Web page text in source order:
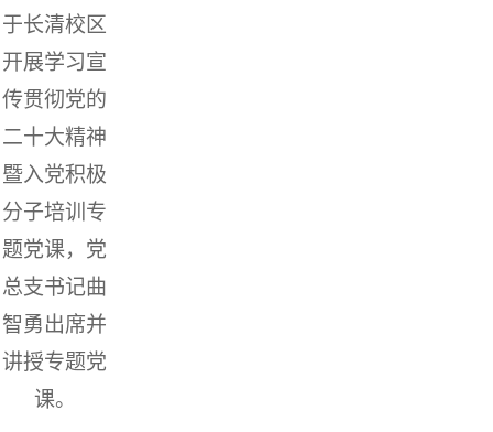
于长清校区
开展学习宣
传贯彻党的
二十大精神
暨入党积极
分子培训专
题党课，党
总支书记曲
智勇出席并
讲授专题党
课。